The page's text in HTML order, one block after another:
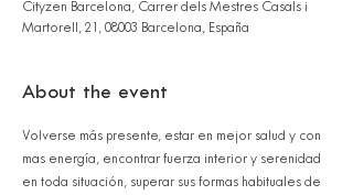
Cityzen Barcelona, Carrer dels Mestres Casals i
Martorell, 21, 08003 Barcelona, España
About the event
Volverse más presente, estar en mejor salud y con
mas energía, encontrar fuerza interior y serenidad
en toda situación, superar sus formas habituales de